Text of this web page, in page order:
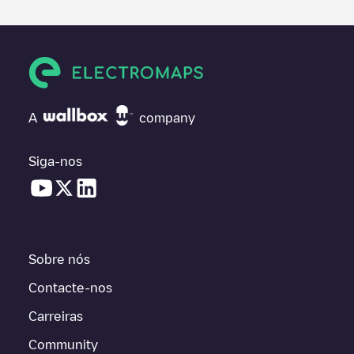
A company
Siga-nos
Sobre nós
Contacte-nos
Carreiras
Community